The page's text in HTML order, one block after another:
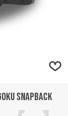
Snapback